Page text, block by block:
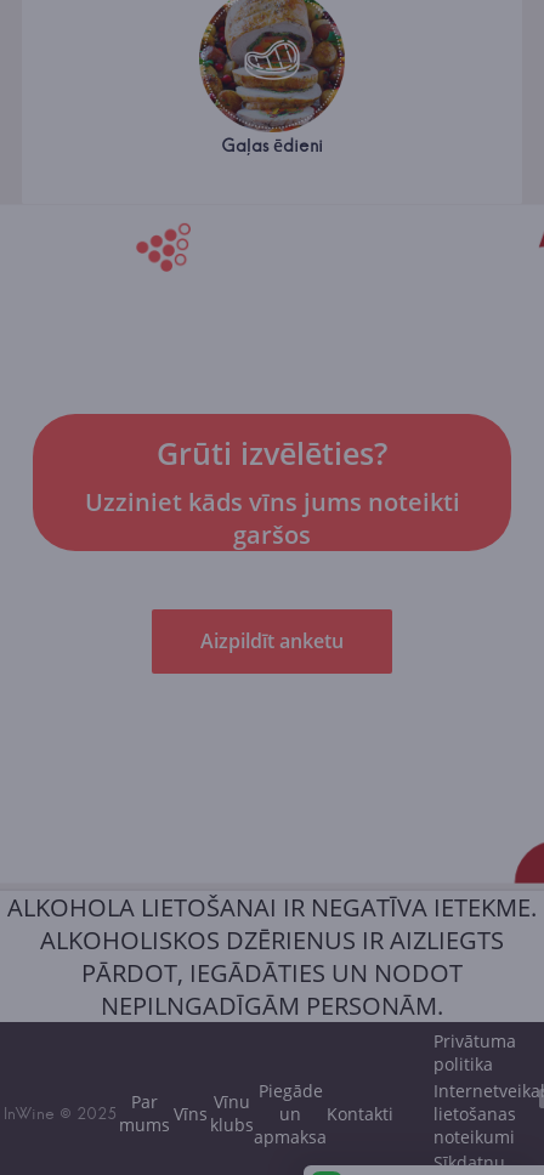
Gaļas ēdieni
Grūti izvēlēties?
Uzziniet kāds vīns jums noteikti
garšos
Aizpildīt anketu
ALKOHOLA LIETOŠANAI IR NEGATĪVA IETEKME.
ALKOHOLISKOS DZĒRIENUS IR AIZLIEGTS
PĀRDOT, IEGĀDĀTIES UN NODOT
NEPILNGADĪGĀM PERSONĀM.
InWine © 2025
Par
mums Vīns Vīnu
klubs
Piegāde
un
apmaksa
Kontakti
Privātuma
politika
lietošanas
noteikumi
Sīkdatņu